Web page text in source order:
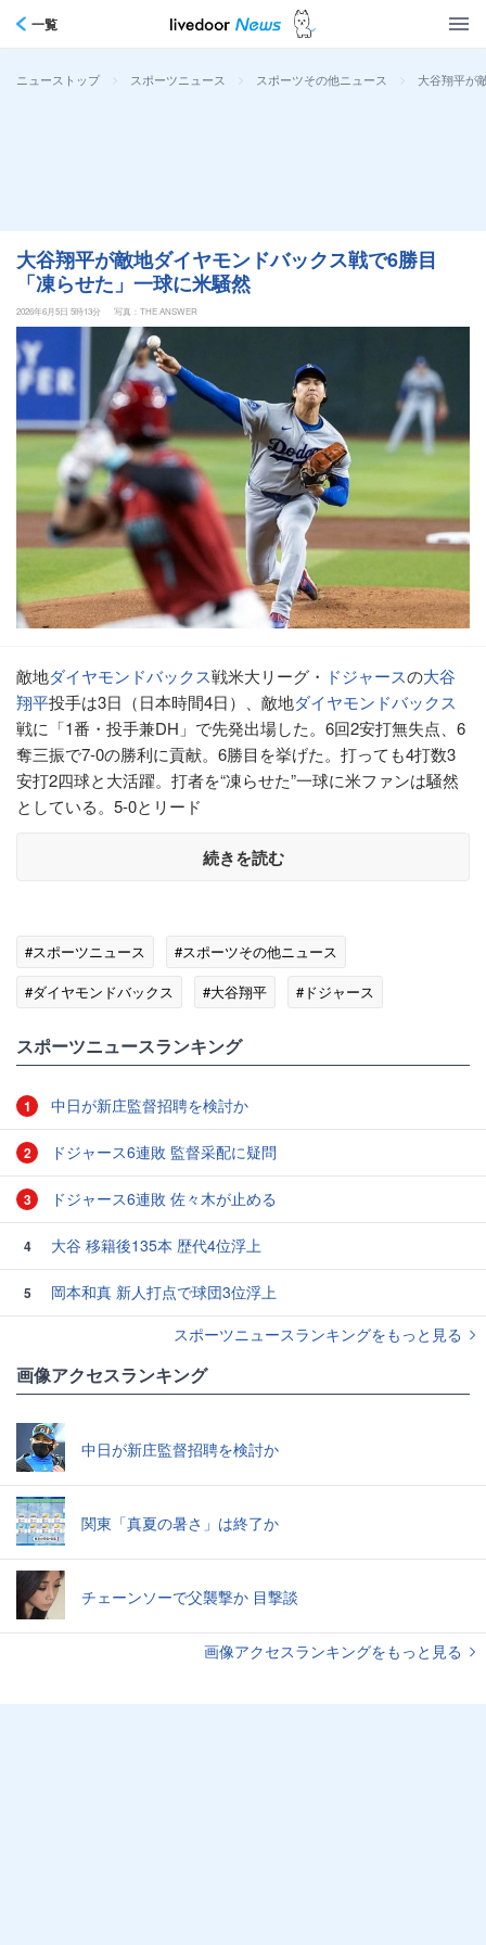
一覧
ニューストップ > スポーツニュース > スポーツその他ニュース > 大谷翔平が
大谷翔平が敵地ダイヤモンドバックス戦で6勝目
「凍らせた」一球に米騒然
2026年6月5日 5時13分 写真：THE ANSWER
敵地ダイヤモンドバックス戦米大リーグ・ ドジャースの大谷
翔平投手は3日（日本時間4日）、敵地ダイヤモンドバックス
戦に「1番・投手兼DH」で先発出場した。6回2安打無失点、6
奪三振で7-0の勝利に貢献。6勝目を挙げた。打っても4打数3
安打2四球と大活躍。打者を“凍らせた”一球に米ファンは騒然
としている。5-0とリード
続きを読む
#スポーツニュース
#スポーツその他ニュース
#ダイヤモンドバックス
#大谷翔平
#ドジャース
スポーツニュースランキング
1 中日が新庄監督招聘を検討か
2 ドジャース6連敗 監督采配に疑問
3 ドジャース6連敗 佐々木が止める
4 大谷 移籍後135本 歴代4位浮上
5
岡本和真 新人打点で球団3位浮上
スポーツニュースランキングをもっと見る
画像アクセスランキング
中日が新庄監督招聘を検討か
関東「真夏の暑さ」は終了か
チェーンソーで父襲撃か 目撃談
画像アクセスランキングをもっと見る